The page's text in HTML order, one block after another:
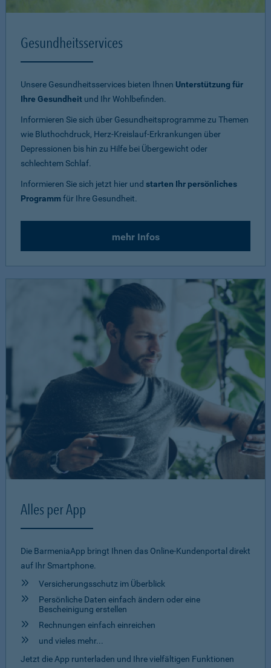
Gesundheitsservices
Unsere Gesundheitsservices bieten Ihnen Unterstützung für
Ihre Gesundheit und Ihr Wohlbefinden.
Informieren Sie sich über Gesundheitsprogramme zu Themen
wie Bluthochdruck, Herz-Kreislauf-Erkrankungen über
Depressionen bis hin zu Hilfe bei Übergewicht oder
schlechtem Schlaf.
Informieren Sie sich jetzt hier und starten Ihr persönliches
Programmfür Ihre Gesundheit.
mehr Infos
Alles per App
Die BarmeniaApp bringt Ihnen das Online-Kundenportal direkt
auf Ihr Smartphone.
Versicherungsschutz im Überblick
Persönliche Daten einfach ändern oder eine
Bescheinigung erstellen
Rechnungen einfach einreichen
und vieles mehr...
Jetzt die App runterladen und Ihre vielfältigen Funktionen